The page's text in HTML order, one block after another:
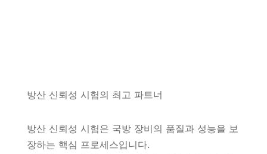
방산 신뢰성 시험의 최고 파트너
방산 신뢰성 시험은 국방 장비의 품질과 성능을 보
장하는 핵심 프로세스입니다.